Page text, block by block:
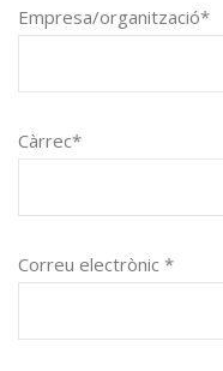
Empresa/organització*
Càrrec*
Correu electrònic *